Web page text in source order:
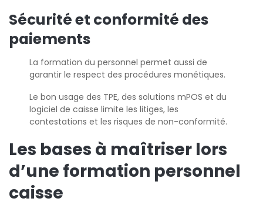
Sécurité et conformité des
paiements
La formation du personnel permet aussi de
garantir le respect des procédures monétiques.
Le bon usage des TPE, des solutions mPOS et du
logiciel de caisse limite les litiges, les
contestations et les risques de non-conformité.
Les bases à maîtriser lors
d’une formation personnel
caisse